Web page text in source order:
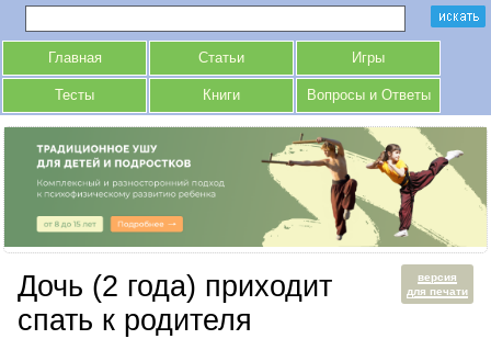
Главная Статьи Игры
Тесты Книги Вопросы и Ответы
версия
для печати
Дочь (2 года) приходит
спать к родителя